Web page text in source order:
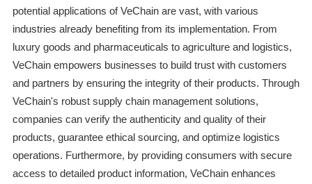
potential applications of VeChain are vast, with various
industries already benefiting from its implementation. From
luxury goods and pharmaceuticals to agriculture and logistics,
VeChain empowers businesses to build trust with customers
and partners by ensuring the integrity of their products. Through
VeChain's robust supply chain management solutions,
companies can verify the authenticity and quality of their
products, guarantee ethical sourcing, and optimize logistics
operations. Furthermore, by providing consumers with secure
access to detailed product information, VeChain enhances